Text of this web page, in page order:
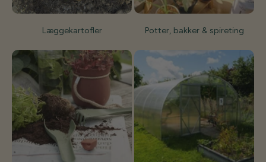
Læggekartofler Potter, bakker & spireting